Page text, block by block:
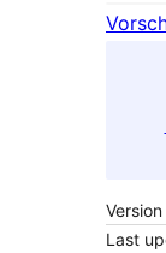
Version
Last